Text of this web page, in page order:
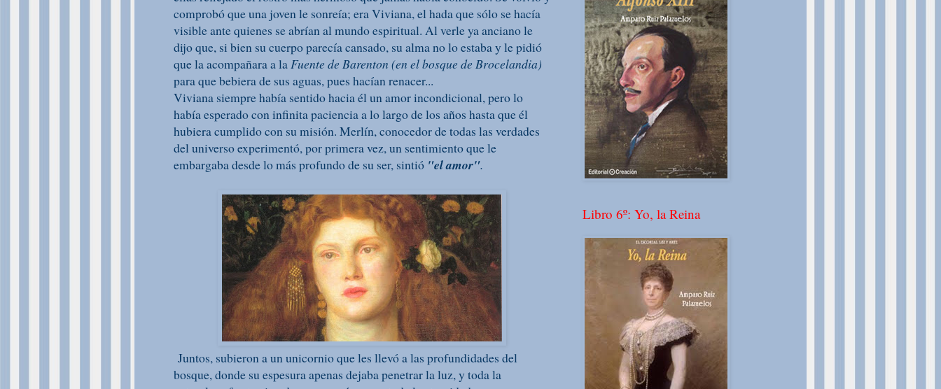
comprobó que una joven le sonreía; era Viviana, el hada que sólo se hacía
visible ante quienes se abrían al mundo espiritual. Al verle ya anciano le
dijo que, si bien su cuerpo parecía cansado, su alma no lo estaba y le pidió
que la acompañara a la Fuente de Barenton (en el bosque de Brocelandia)
para que bebiera de sus aguas, pues hacían renacer...
Viviana siempre había sentido hacia él un amor incondicional, pero lo
había esperado con infinita paciencia a lo largo de los años hasta que él
hubiera cumplido con su misión. Merlín, conocedor de todas las verdades
del universo experimentó, por primera vez, un sentimiento que le
embargaba desde lo más profundo de su ser, sintió "el amor".
Juntos, subieron a un unicornio que les llevó a las profundidades del
bosque, donde su espesura apenas dejaba penetrar la luz, y toda la
Libro 6º: Yo, la Reina